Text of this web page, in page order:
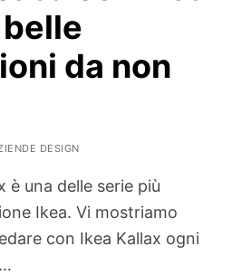
da non
DESIGN
è una delle serie più
Ikea. Vi mostriamo
con Ikea Kallax ogni